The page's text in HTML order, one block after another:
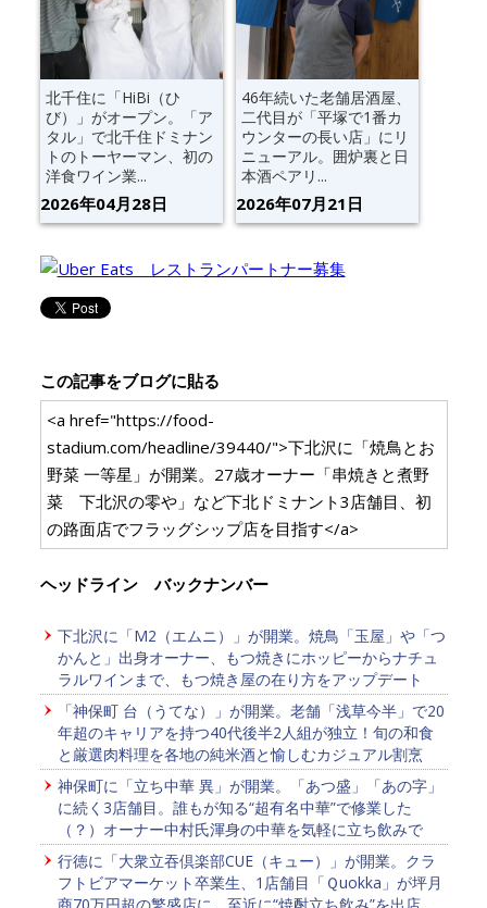
北千住に「HiBi（ひ
び）」がオープン。「ア
タル」で北千住ドミナン
トのトーヤーマン、初の
洋食ワイン業...
2026年04月28日
46年続いた老舗居酒屋、
二代目が「平塚で1番カ
ウンターの長い店」にリ
ニューアル。囲炉裏と日
本酒ペアリ...
2026年07月21日
この記事をブログに貼る
<a href="https://food-
stadium.com/headline/39440/">下北沢に「焼鳥とお
野菜 一等星」が開業。27歳オーナー「串焼きと煮野
菜 下北沢の零や」など下北ドミナント3店舗目、初
の路面店でフラッグシップ店を目指す</a>
ヘッドライン バックナンバー
下北沢に「M2（エムニ）」が開業。焼鳥「玉屋」や「つ
かんと」出身オーナー、もつ焼きにホッピーからナチュ
ラルワインまで、もつ焼き屋の在り方をアップデート
「神保町 台（うてな）」が開業。老舗「浅草今半」で20
年超のキャリアを持つ40代後半2人組が独立！旬の和食
と厳選肉料理を各地の純米酒と愉しむカジュアル割烹
神保町に「立ち中華 異」が開業。「あつ盛」「あの字」
に続く3店舗目。誰もが知る“超有名中華”で修業した
（？）オーナー中村氏渾身の中華を気軽に立ち飲みで
行徳に「大衆立吞倶楽部CUE（キュー）」が開業。クラ
フトビアマーケット卒業生、1店舗目「Ｑuokka」が坪月